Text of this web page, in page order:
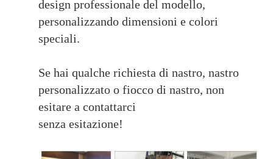
design professionale del modello,
personalizzando dimensioni e colori
speciali.
Se hai qualche richiesta di nastro, nastro
personalizzato o fiocco di nastro, non
esitare a contattarci
senza esitazione!